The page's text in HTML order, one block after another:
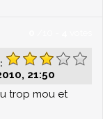
21:50
trop mou et